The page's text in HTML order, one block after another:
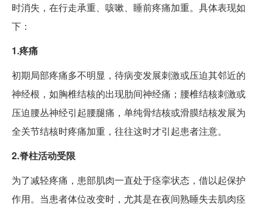
时消失，在行走承重、咳嗽、睡前疼痛加重。具体表现如
下：
1.疼痛
初期局部疼痛多不明显，待病变发展刺激或压迫其邻近的
神经根，如胸椎结核的出现肋间神经痛；腰椎结核刺激或
压迫腰丛神经引起腰腿痛，单纯骨结核或滑膜结核发展为
全关节结核时疼痛加重，往往这时才引起患者注意。
2.脊柱活动受限
为了减轻疼痛，患部肌肉一直处于痉挛状态，借以起保护
作用。当患者体位改变时，尤其是在夜间熟睡失去肌肉痉